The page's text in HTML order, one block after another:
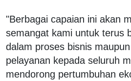
"Berbagai capaian ini akan
semangat kami untuk terus
dalam proses bisnis
pelayanan kepada seluruh
mendorong pertumbuhan